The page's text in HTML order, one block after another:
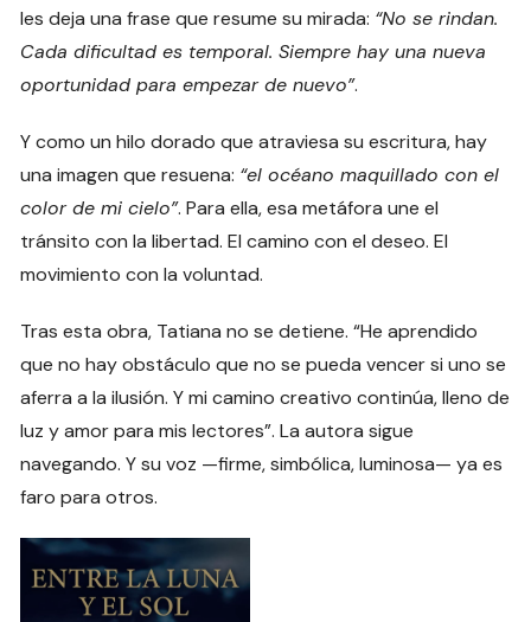
les deja una frase que resume su mirada: “No se rindan.
Cada dificultad es temporal. Siempre hay una nueva
oportunidad para empezar de nuevo”.
Y como un hilo dorado que atraviesa su escritura, hay
una imagen que resuena: “el océano maquillado con el
color de mi cielo”. Para ella, esa metáfora une el
tránsito con la libertad. El camino con el deseo. El
movimiento con la voluntad.
Tras esta obra, Tatiana no se detiene. “He aprendido
que no hay obstáculo que no se pueda vencer si uno se
aferra a la ilusión. Y mi camino creativo continúa, lleno de
luz y amor para mis lectores”. La autora sigue
navegando. Y su voz —firme, simbólica, luminosa— ya es
faro para otros.